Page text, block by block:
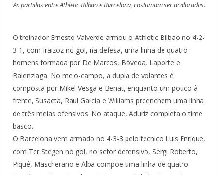
As partidas entre Athletic Bilbao e Barcelona, costumam ser acaloradas.
O treinador Ernesto Valverde armou o Athletic Bilbao no 4-2-
3-1, com Iraizoz no gol, na defesa, uma linha de quatro
homens formada por De Marcos, Bóveda, Laporte e
Balenziaga. No meio-campo, a dupla de volantes é
composta por Mikel Vesga e Beñat, enquanto um pouco à
frente, Susaeta, Raul García e Williams preenchem uma linha
de três meias ofensivos. No ataque, Aduriz completa o time
basco.
O Barcelona vem armado no 4-3-3 pelo técnico Luis Enrique,
com Ter Stegen no gol, no setor defensivo, Sergi Roberto,
Piqué, Mascherano e Alba compõe uma linha de quatro